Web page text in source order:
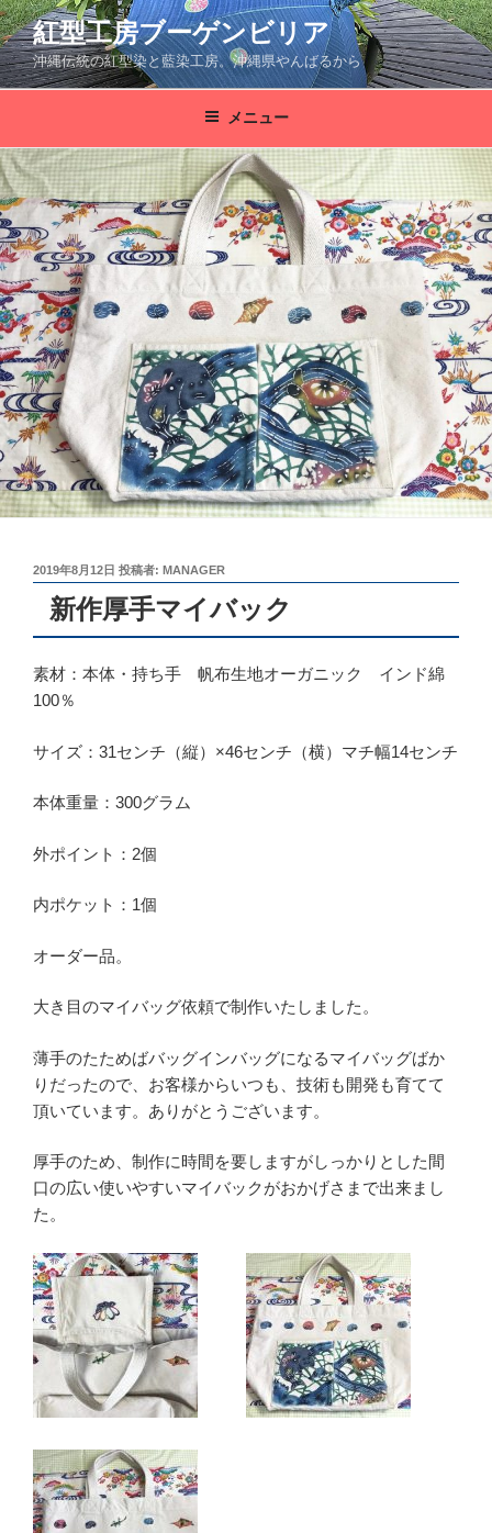
コ
ン
テ
ン
へ
ス
キ
ッ
プ
紅型工房ブーゲンビリア
沖縄伝統の紅型染と藍染工房。沖縄県やんばるから
メニュー
投
2019年8月12日 投稿者: MANAGER
新作厚手マイバック
素材：本体・持ち手 帆布生地オーガニック インド綿
100％
サイズ：31センチ（縦）×46センチ（横）マチ幅14センチ
本体重量：300グラム
外ポイント：2個
内ポケット：1個
オーダー品。
大き目のマイバッグ依頼で制作いたしました。
薄手のたためばバッグインバッグになるマイバッグばか
りだったので、お客様からいつも、技術も開発も育てて
頂いています。ありがとうございます。
厚手のため、制作に時間を要しますがしっかりとした間
口の広い使いやすいマイバックがおかげさまで出来まし
た。